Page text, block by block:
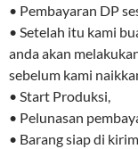
• Pembayaran DP
• Setelah itu kami
anda akan
sebelum kami
• Start Produksi,
• Pelunasan
• Barang siap di kirim